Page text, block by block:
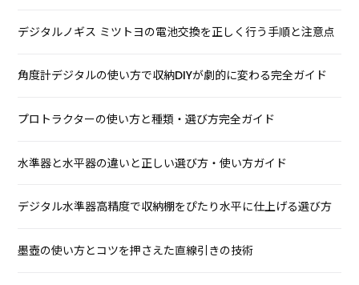
デジタルノギス ミツトヨの電池交換を正しく行う手順と注意点
角度計デジタルの使い方で収納DIYが劇的に変わる完全ガイド
プロトラクターの使い方と種類・選び方完全ガイド
水準器と水平器の違いと正しい選び方・使い方ガイド
デジタル水準器高精度で収納棚をぴたり水平に仕上げる選び方
墨壺の使い方とコツを押さえた直線引きの技術